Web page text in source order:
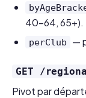
40-64, 65+).
perClub —
GET /
Pivot par